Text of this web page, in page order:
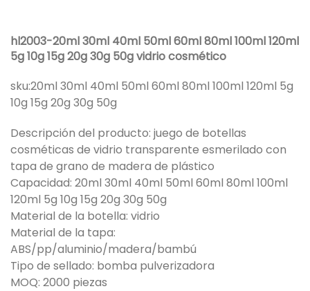
hl2003-20ml 30ml 40ml 50ml 60ml 80ml 100ml 120ml
5g 10g 15g 20g 30g 50g vidrio cosmético
sku:20ml 30ml 40ml 50ml 60ml 80ml 100ml 120ml 5g
10g 15g 20g 30g 50g
Descripción del producto: juego de botellas
cosméticas de vidrio transparente esmerilado con
tapa de grano de madera de plástico
Capacidad: 20ml 30ml 40ml 50ml 60ml 80ml 100ml
120ml 5g 10g 15g 20g 30g 50g
Material de la botella: vidrio
Material de la tapa:
ABS/pp/aluminio/madera/bambú
Tipo de sellado: bomba pulverizadora
MOQ: 2000 piezas